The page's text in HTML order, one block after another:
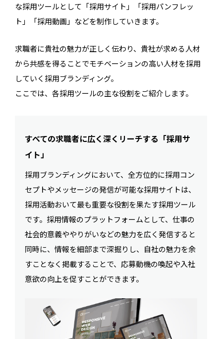
な採用ツールとして「採用サイト」「採用パンフレッ
ト」「採用動画」などを制作していきます。
求職者に貴社の魅力が正しく伝わり、貴社が求める人材
から共感を得ることでモチベーションの高い人材を採用
していく採用ブランディング。
ここでは、各採用ツールの主な役割をご紹介します。
すべての求職者に広く深くリーチする「採用サ
イト」
採用ブランディングにおいて、全方位的に採用コン
セプトやメッセージの発信が可能な採用サイトは、
採用活動おいて最も重要な役割を果たす採用ツール
です。採用情報のプラットフォームとして、仕事の
社会的意義ややりがいなどの魅力を広く発信すると
同時に、情報を細部まで深掘りし、自社の魅力を余
すことなく掲載することで、応募動機の喚起や入社
意欲の向上を促すことができます。